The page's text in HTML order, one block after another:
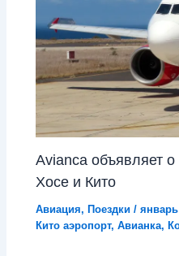
Avianca объявляет
Хосе и Кито
Авиация, Поездки /
Кито аэропорт,Авианка,